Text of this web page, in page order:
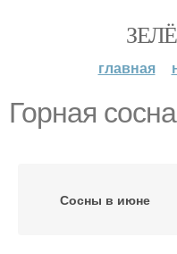
главная
Горная сосна
Сосны в июне